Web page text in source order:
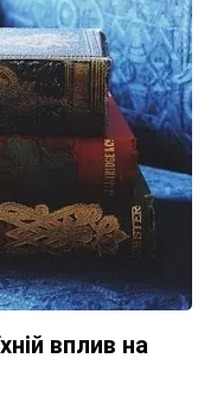
вплив на